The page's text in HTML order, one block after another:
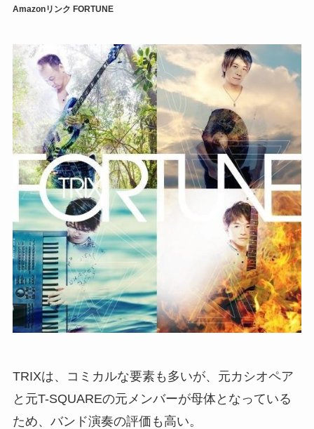
Amazonリンク FORTUNE
TRIXは、コミカルな要素も多いが、元カシオペア
と元T-SQUAREの元メンバーが母体となっている
ため、バンド演奏の評価も高い。